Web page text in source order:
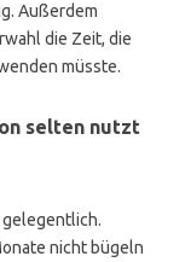
Außerdem
die Zeit, die
müsste.
selten nutzt
nicht bügeln